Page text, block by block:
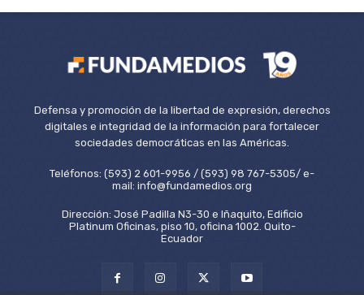
Defensa y promoción de la libertad de expresión, derechos
digitales e integridad de la información para fortalecer
sociedades democráticas en las Américas.
Teléfonos: (593) 2 601-9956 / (593) 98 767-5305/ e-
mail: info@fundamedios.org
Dirección: José Padilla N3-30 e Iñaquito, Edificio
Platinum Oficinas, piso 10, oficina 1002. Quito-
Ecuador